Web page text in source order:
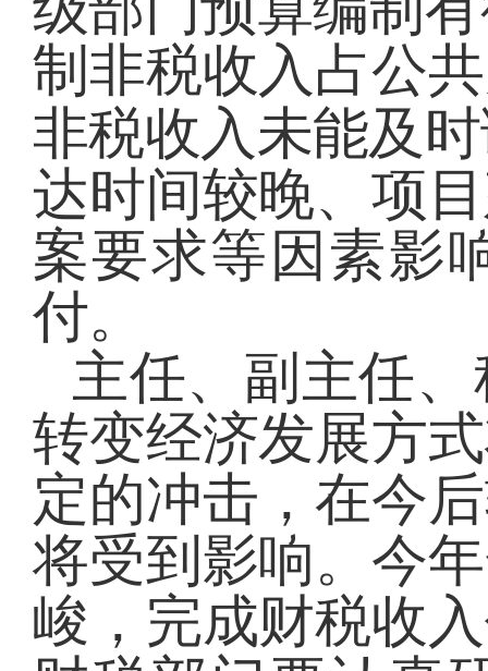
制非税收入占公
非税收入未能及
达时间较晚、项
案要求等因素影
付。
主任、副主任
转变经济发展方
定的冲击，在今
将受到影响。今
峻，完成财税收